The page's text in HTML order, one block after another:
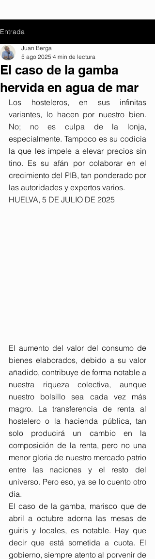
Entrada
El caso de la gamba
hervida en agua de mar
Juan Berga
5 ago 2025 4 min de lectura
Los hosteleros, en sus infinitas
variantes, lo hacen por nuestro bien.
No; no es culpa de la lonja,
especialmente. Tampoco es su codicia
la que les impele a elevar precios sin
tino. Es su afán por colaborar en el
crecimiento del PIB, tan ponderado por
las autoridades y expertos varios.
HUELVA, 5 DE JULIO DE 2025
El aumento del valor del consumo de
bienes elaborados, debido a su valor
añadido, contribuye de forma notable a
nuestra riqueza colectiva, aunque
nuestro bolsillo sea cada vez más
magro. La transferencia de renta al
hostelero o la hacienda pública, tan
solo producirá un cambio en la
composición de la renta, pero no una
menor gloria de nuestro mercado patrio
entre las naciones y el resto del
universo. Pero eso, ya se lo cuento otro
día.
El caso de la gamba, marisco que de
abril a octubre adorna las mesas de
guiris y locales, es notable. Hay que
decir que está sometida a cuota. El
gobierno, siempre atento al porvenir de